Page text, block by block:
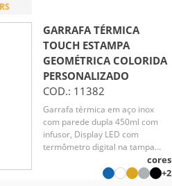
GARRAFA TÉRMICA
TOUCH ESTAMPA
GEOMÉTRICA COLORIDA
PERSONALIZADO
COD.: 11382
Garrafa térmica em aço inox
com parede dupla 450ml com
infusor, Display LED com
termômetro digital na tampa
para indicar a temperatura do
líquido, Conserva líquido quente
cores
+2